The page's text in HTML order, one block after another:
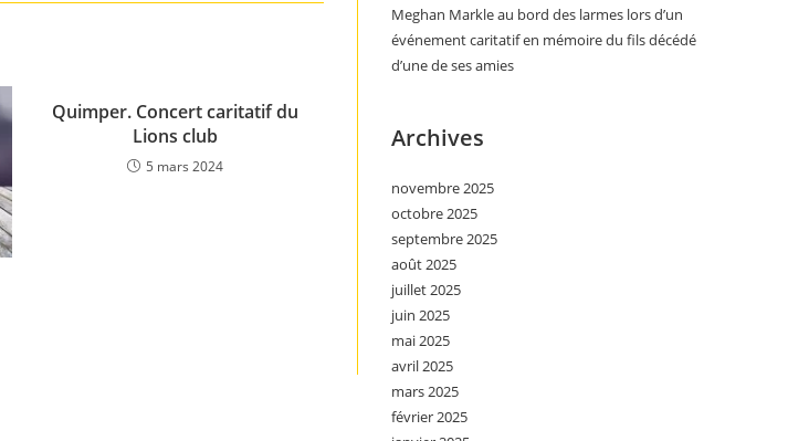
Quimper. Concert caritatif du
Lions club
5 mars 2024
Meghan Markle au bord des larmes lors d’un
événement caritatif en mémoire du fils décédé
d’une de ses amies
Archives
novembre 2025
octobre 2025
septembre 2025
août 2025
juillet 2025
juin 2025
mai 2025
avril 2025
mars 2025
février 2025